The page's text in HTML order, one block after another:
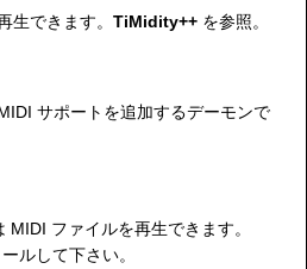
生できます。 TiMidity++ を参照。
サポートを追加するデーモンで
ファイルを再生できます。
ルして下さい。